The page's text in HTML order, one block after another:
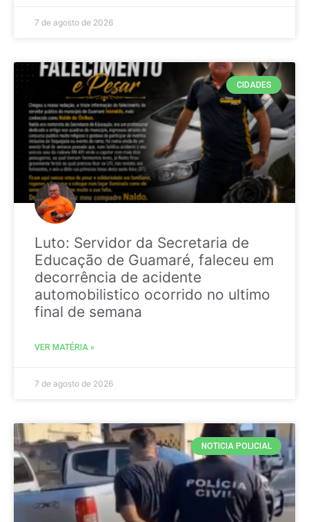
7 de agosto de 2026
CIDADES
Luto: Servidor da Secretaria de
Educação de Guamaré, faleceu em
decorrência de acidente
automobilistico ocorrido no ultimo
final de semana
VER MATÉRIA »
7 de agosto de 2026
NOTICIA POLICIAL